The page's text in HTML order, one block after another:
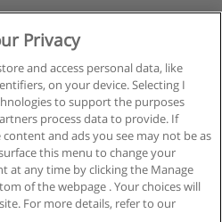
Privacy
and access personal data, like
on your device. Selecting I
to support the purposes
process data to provide. If
and ads you see may not be as
this menu to change your
at any time by clicking the Manage
of the webpage . Your choices will
For more details, refer to our